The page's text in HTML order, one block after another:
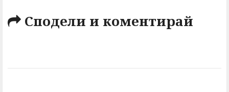
Сподели и коментирай